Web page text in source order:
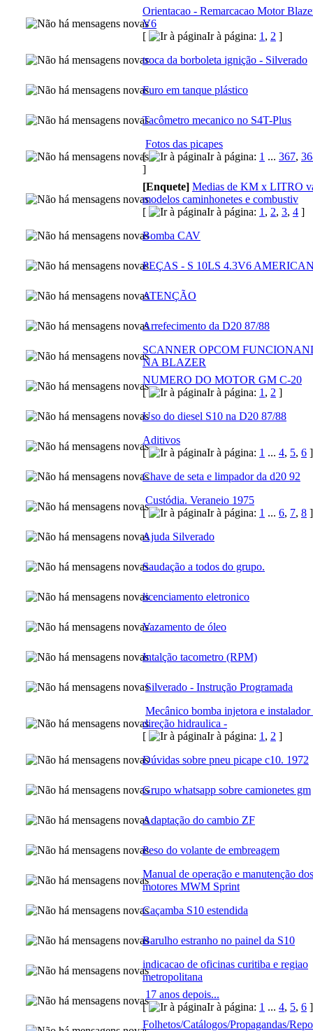
Orientacao - Remarcacao Motor
V6
[
Ir à página: 1 , 2 ]
troca da borboleta ignição - Silverado
Furo em tanque plástico
Tacômetro mecanico no S4T-Plus
Fotos das picapes
[
Ir à página: 1 ... 367,
]
[Enquete] Medias de KM x LITRO
modelos caminhonetes e combustiv
[
Ir à página: 1 , 2, 3, 4 ]
Bomba CAV
PEÇAS - S 10LS 4.3V6
ATENÇÃO
Arrefecimento da D20 87/88
SCANNER OPCOM
NA BLAZER
NUMERO DO MOTOR GM C-20
[
Ir à página: 1 , 2 ]
Uso do diesel S10 na D20 87/88
Aditivos
[
Ir à página: 1 ... 4, 5, 6 ]
Chave de seta e limpador da d20 92
Custódia. Veraneio 1975
[
Ir à página: 1 ... 6, 7, 8 ]
Ajuda Silverado
Saudação a todos do grupo.
licenciamento eletronico
Vazamento de óleo
Intalção tacometro (RPM)
Silverado - Instrução Programada
Mecânico bomba injetora e instalador
direção hidraulica -
[
Ir à página: 1 , 2 ]
Dúvidas sobre pneu picape c10. 1972
Grupo whatsapp sobre camionetes gm
Adaptação do cambio ZF
Peso do volante de embreagem
Manual de operação e manutenção dos
motores MWM Sprint
Caçamba S10 estendida
Barulho estranho no painel da S10
indicacao de oficinas curitiba e regiao
metropolitana
17 anos depois...
[
Ir à página: 1 ... 4, 5, 6 ]
Folhetos/Catálogos/Propagandas/